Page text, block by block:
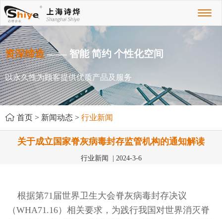
资深缔造—— 智能 简约 个性化空间
以永久性为顾客提供优质产品及服务
首页 > 新闻动态 > 行业新闻
关于成立国家脊灰病毒封存监管机构的通知解读
行业新闻 | 2024-3-6
根据第71届世界卫生大会脊灰病毒封存决议
（WHA71.16）相关要求，为践行我国对世界消灭脊